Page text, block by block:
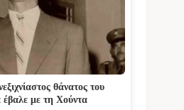
θάνατος του
με τη Χούντα